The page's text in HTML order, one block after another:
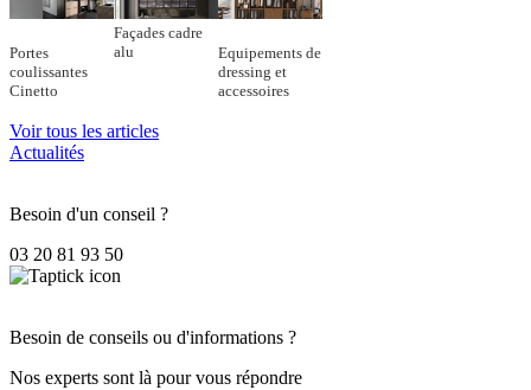
Portes
coulissantes
Cinetto
Façades cadre
alu
Equipements de
dressing et
accessoires
Voir tous les articles
Actualités
Besoin d'un conseil ?
03 20 81 93 50
Besoin de conseils ou d'informations ?
Nos experts sont là pour vous répondre